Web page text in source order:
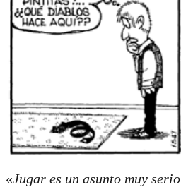
«Jugar es un asunto muy serio